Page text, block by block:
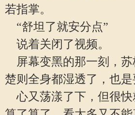
若指掌。
“舒坦了就安分点”
说着关闭了视频。
屏幕变黑的那一刻，苏
楚则全身都湿透了，也是
心又荡漾了下，但很快